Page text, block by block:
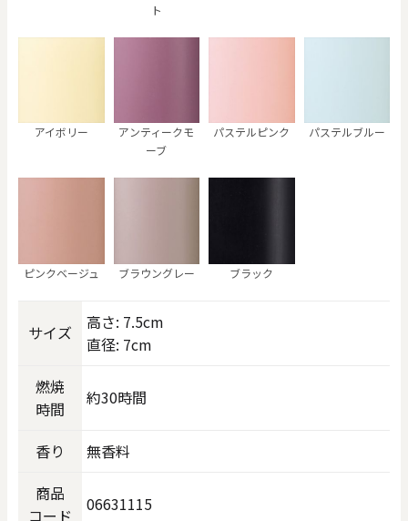
ト
アイボリー
アンティークモ
ーブ
パステルピンク パステルブルー
ピンクベージュ ブラウングレー ブラック
サイズ
高さ: 7.5cm
直径: 7cm
燃焼
時間
約30時間
香り
無香料
商品
コード
06631115